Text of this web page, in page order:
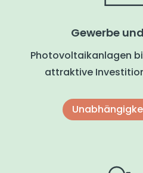
Gewerbe
Photovoltaikanlagen
attraktive